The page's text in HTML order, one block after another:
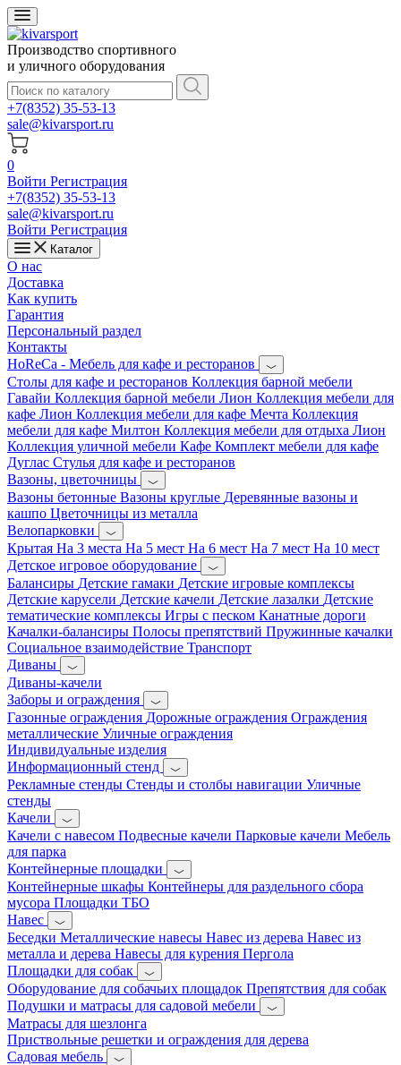
Производство спортивного
и уличного оборудования
+7(8352) 35-53-13
sale@kivarsport.ru
0
Войти Регистрация
+7(8352) 35-53-13
sale@kivarsport.ru
Войти Регистрация
Каталог
О нас
Доставка
Как купить
Гарантия
Персональный раздел
Контакты
HoReCa - Мебель для кафе и ресторанов
Cтолы для кафе и ресторанов Коллекция барной мебели
Гавайи Коллекция барной мебели Лион Коллекция мебели для
кафе Лион Коллекция мебели для кафе Мечта Коллекция
мебели для кафе Милтон Коллекция мебели для отдыха Лион
Коллекция уличной мебели Кафе Комплект мебели для кафе
Дуглас Стулья для кафе и ресторанов
Вазоны, цветочницы
Вазоны бетонные Вазоны круглые Деревянные вазоны и
кашпо Цветочницы из металла
Велопарковки
Крытая На 3 места На 5 мест На 6 мест На 7 мест На 10 мест
Детское игровое оборудование
Балансиры Детские гамаки Детские игровые комплексы
Детские карусели Детские качели Детские лазалки Детские
тематические комплексы Игры с песком Канатные дороги
Качалки-балансиры Полосы препятствий Пружинные качалки
Социальное взаимодействие Транспорт
Диваны
Диваны-качели
Заборы и ограждения
Газонные ограждения Дорожные ограждения Ограждения
металлические Уличные ограждения
Индивидуальные изделия
Информационный стенд
Рекламные стенды Стенды и столбы навигации Уличные
стенды
Качели
Качели с навесом Подвесные качели Парковые качели Мебель
для парка
Контейнерные площадки
Контейнерные шкафы Контейнеры для раздельного сбора
мусора Площадки ТБО
Навес
Беседки Металлические навесы Навес из дерева Навес из
металла и дерева Навесы для курения Пергола
Площадки для собак
Оборудование для собачьих площадок Препятствия для собак
Подушки и матрасы для садовой мебели
Матрасы для шезлонга
Приствольные решетки и ограждения для дерева
Садовая мебель